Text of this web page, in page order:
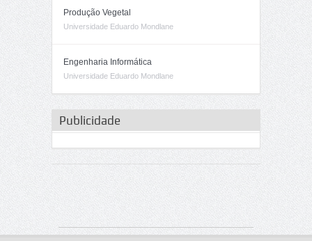
Produção Vegetal
Universidade Eduardo Mondlane
Engenharia Informática
Universidade Eduardo Mondlane
Publicidade